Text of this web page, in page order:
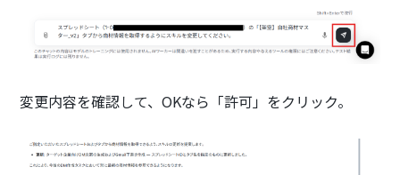
変更内容を確認して、OKなら「許可」をクリック。